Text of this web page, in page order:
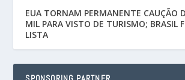
EUA TORNAM PERMANENTE CAUÇÃO
MIL PARA VISTO DE TURISMO; BRASIL
LISTA